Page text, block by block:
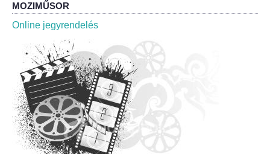
Polgármesteri normatív határozatok
Önkormányzati támogatások
Szabályzatok
Pályázatok
Közbeszerzések
MOZIMŰSOR
Online jegyrendelés